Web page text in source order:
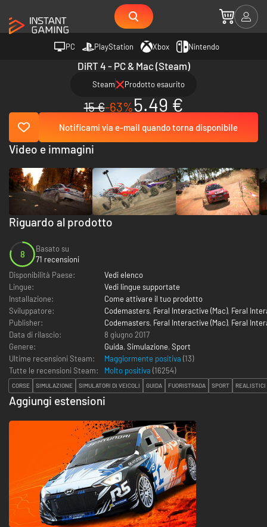
PC PlayStation Xbox Nintendo
DiRT 4 - PC & Mac (Steam)
Steam Prodotto esaurito
15 €-63%5.49 €
Notificami via e-mail quando torna disponibile
Riguardo al prodotto
8
Basato su
71 recensioni
Disponibilità Paese:
Vedi elenco
Lingue:
Vedi lingue supportate
Installazione:
Come attivare il tuo prodotto
Sviluppatore:
Codemasters, Feral Interactive (Mac), Feral
Publisher:
Codemasters, Feral Interactive (Mac), Feral
Data di rilascio:
8 giugno 2017
Genere:
Guida, Simulazione, Sport
Ultime recensioni Steam:
Maggiormente positiva (13)
Tutte le recensioni Steam:
Molto positiva (16254)
CORSE SIMULAZIONE SIMULATORI DI VEICOLI GUIDA FUORISTRADA SPORT REALISTICI
Aggiungi estensioni
Video e immagini